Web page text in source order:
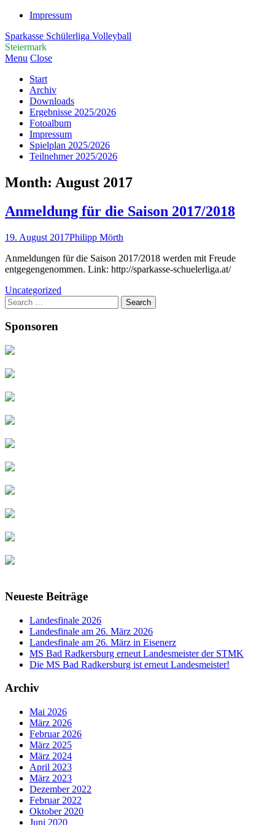
Impressum
Sparkasse Schülerliga Volleyball
Steiermark
Menu Close
Start
Archiv
Downloads
Ergebnisse 2025/2026
Fotoalbum
Impressum
Spielplan 2025/2026
Teilnehmer 2025/2026
Month: August 2017
Anmeldung für die Saison 2017/2018
19. August 2017Philipp Mörth
Anmeldungen für die Saison 2017/2018 werden mit Freude
entgegengenommen. Link: http://sparkasse-schuelerliga.at/
Uncategorized
Search
for:
Sponsoren
Neueste Beiträge
Landesfinale 2026
Landesfinale am 26. März 2026
Landesfinale am 26. März in Eisenerz
MS Bad Radkersburg erneut Landesmeister der STMK
Die MS Bad Radkersburg ist erneut Landesmeister!
Archiv
Mai 2026
März 2026
Februar 2026
März 2025
März 2024
April 2023
März 2023
Dezember 2022
Februar 2022
Oktober 2020
Juni 2020